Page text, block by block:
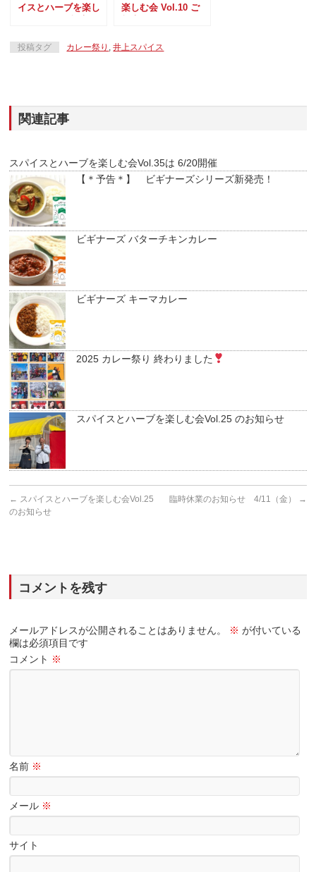
イスとハーブを楽し
楽しむ会 Vol.10 ご
投稿タグ カレー祭り ,井上スパイス
関連記事
スパイスとハーブを楽しむ会Vol.35は 6/20開催
【＊予告＊】 ビギナーズシリーズ新発売！
ビギナーズ バターチキンカレー
ビギナーズ キーマカレー
2025 カレー祭り 終わりました
スパイスとハーブを楽しむ会Vol.25 のお知らせ
← スパイスとハーブを楽しむ会Vol.25
のお知らせ
臨時休業のお知らせ 4/11（金） →
コメントを残す
メールアドレスが公開されることはありません。 ※ が付いている
欄は必須項目です
コメント ※
名前 ※
メール ※
サイト